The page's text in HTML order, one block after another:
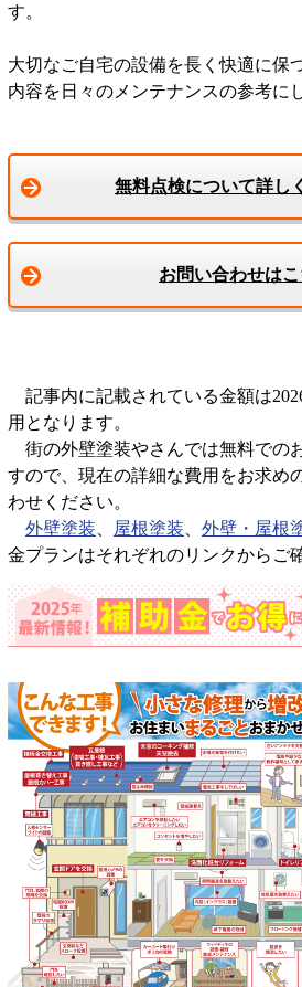
す。
大切なご自宅の設備を長く快適に保
内容を日々のメンテナンスの参考に
無料点検について詳し
お問い合わせはこ
記事内に記載されている金額は
用となります。
街の外壁塗装やさんでは無料での
すので、現在の詳細な費用をお求め
わせください。
外壁塗装
屋根塗装 外壁・屋根
金プランはそれぞれのリンクからご